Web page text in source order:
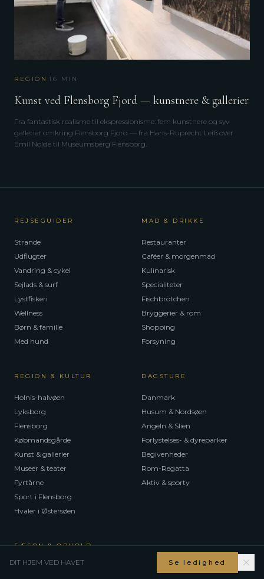
REGION ·16 MIN
Kunst ved Flensborg Fjord — kunstnere & gallerier
Fra fantastisk realisme til ekspressionisme: fem kunstnere og syv
gallerier omkring Flensborg Fjord — fra Hans-Ruprecht Leiß over
Emil Nolde til Museumsberg Flensborg.
DIT HJEM VED HAVET Se ledighed
REJSEGUIDER
Strande
Udflugter
Vandring & cykel
Sejlads & surf
Lystfiskeri
Wellness
Børn & familie
Med hund
MAD & DRIKKE
Restauranter
Caféer & morgenmad
Kulinarisk
Specialiteter
Fischbrötchen
Bryggerier & rom
Shopping
Forsyning
REGION & KULTUR
Holnis-halvøen
Lyksborg
Flensborg
Købmandsgårde
Kunst & gallerier
Museer & teater
Fyrtårne
Sport i Flensborg
Hvaler i Østersøen
DAGSTURE
Danmark
Husum & Nordsøen
Angeln & Slien
Forlystelses- & dyreparker
Begivenheder
Rom-Regatta
Aktiv & sporty
SÆSON & OPHOLD
Forår